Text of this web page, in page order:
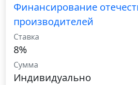
Финансирование
производителей
Ставка
8%
Сумма
Индивидуально